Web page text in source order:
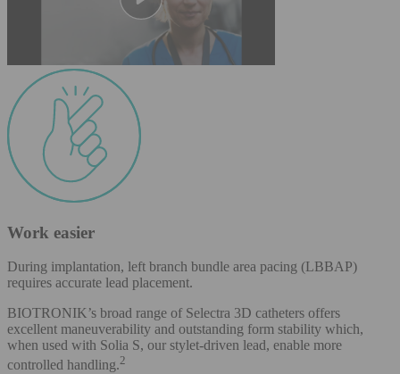
Work easier
During implantation, left branch bundle area pacing (LBBAP)
requires accurate lead placement.
BIOTRONIK’s broad range of Selectra 3D catheters offers
excellent maneuverability and outstanding form stability which,
when used with Solia S, our stylet-driven lead, enable more
controlled handling.2